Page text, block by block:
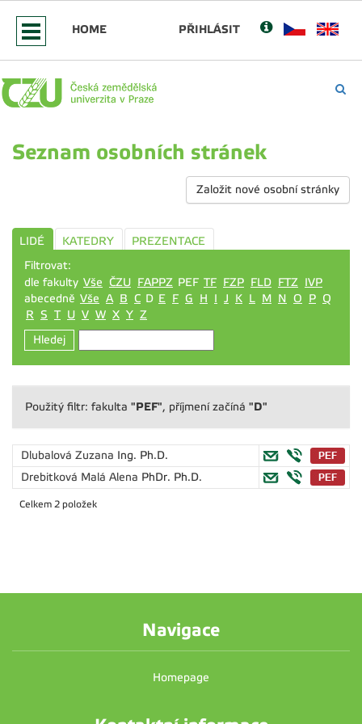
HOME PŘIHLÁSIT
Seznam osobních stránek
Založit nové osobní stránky
LIDÉ KATEDRY
PREZENTACE
Filtrovat:
dle fakulty Vše ČZU FAPPZ PEF TF FZP FLD FTZ IVP
abecedně Vše A B C D E F G H I J K L M N O P Q
R S T U V W X Y Z
Hledej
Použitý filtr: fakulta "PEF", příjmení začíná "D"
Dlubalová Zuzana Ing. Ph.D.
Drebitková Malá Alena PhDr. Ph.D.
Celkem 2 položek
Navigace
Homepage